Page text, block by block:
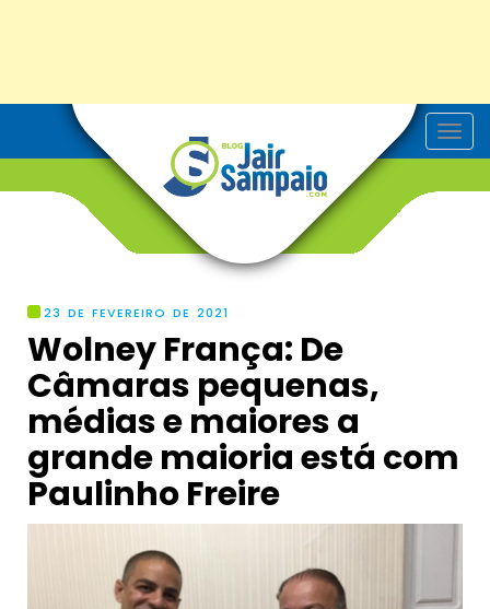
T
o
23 DE FEVEREIRO DE 2021
Wolney França: De
Câmaras pequenas,
médias e maiores a
grande maioria está com
Paulinho Freire